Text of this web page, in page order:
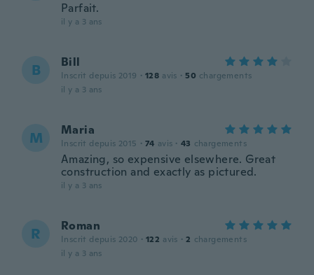
Parfait.
il y a 3 ans
B Bill
Inscrit depuis 2019 · 128 avis · 50 chargements
il y a 3 ans
M Maria
Inscrit depuis 2015 · 74 avis · 43 chargements
Amazing, so expensive elsewhere. Great
construction and exactly as pictured.
il y a 3 ans
R Roman
Inscrit depuis 2020 · 122 avis · 2 chargements
il y a 3 ans